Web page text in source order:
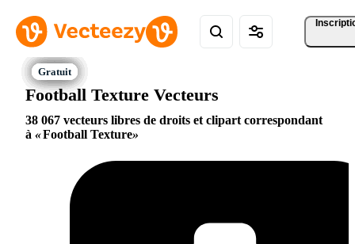
Football Texture Vecteurs
38 067 vecteurs libres de droits et clipart correspondant
à
Football Texture